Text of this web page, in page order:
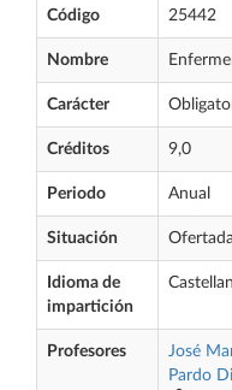
Código 25442
Nombre
Carácter
Créditos 9,0
Periodo Anual
Situación Ofertada
Idioma de
impartición
Profesores José
Pardo